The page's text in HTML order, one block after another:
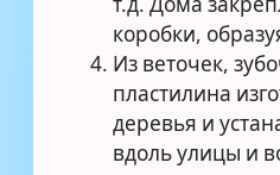
коробки,
Из веточек,
пластилина
деревья и
вдоль улицы и